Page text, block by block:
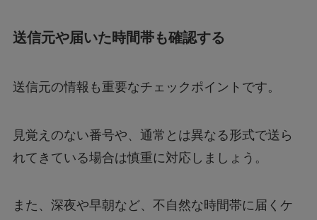
送信元や届いた時間帯も確認する
送信元の情報も重要なチェックポイントです。
見覚えのない番号や、通常とは異なる形式で送ら
れてきている場合は慎重に対応しましょう。
また、深夜や早朝など、不自然な時間帯に届くケ